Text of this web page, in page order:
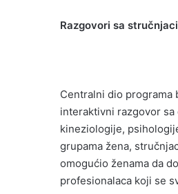
Razgovori sa
Centralni dio programa
interaktivni razgovor
kineziologije,
grupama žena,
omogućio ženama da
profesionalaca koji se